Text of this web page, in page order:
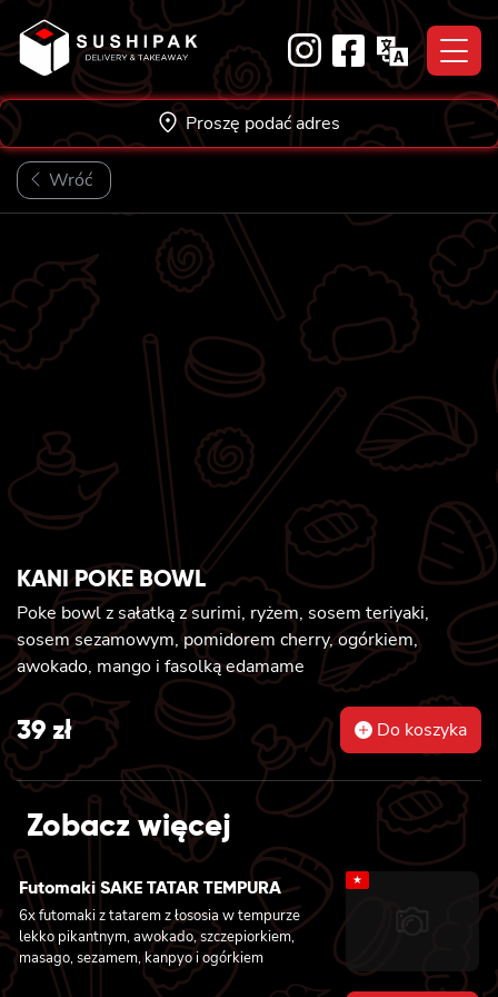
Skip
to
content
Proszę podać adres
Wróć
KANI POKE BOWL
Poke bowl z sałatką z surimi, ryżem, sosem teriyaki,
sosem sezamowym, pomidorem cherry, ogórkiem,
awokado, mango i fasolką edamame
39 zł Do koszyka
Zobacz więcej
Futomaki SAKE TATAR TEMPURA
6x futomaki z tatarem z łososia w tempurze
lekko pikantnym, awokado, szczepiorkiem,
masago, sezamem, kanpyo i ogórkiem
★